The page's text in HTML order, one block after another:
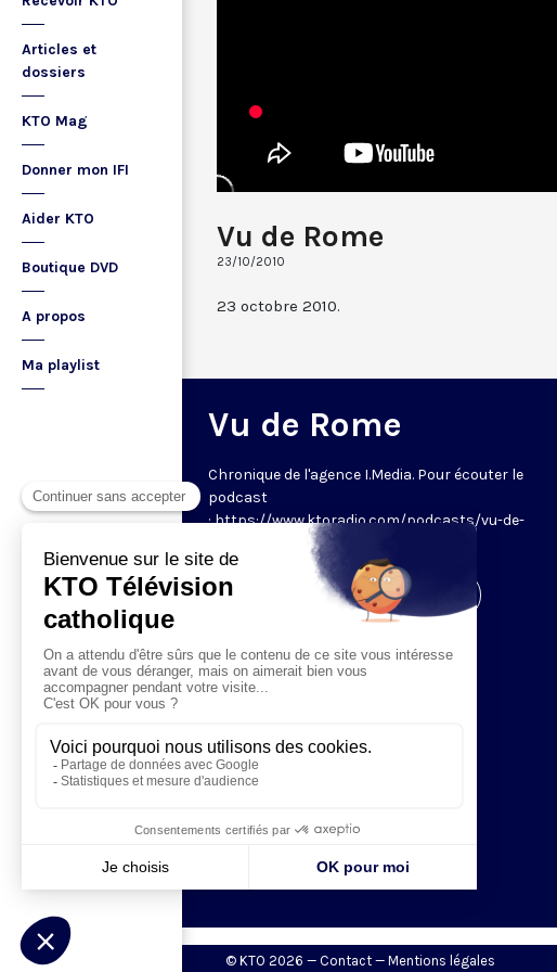
Articles et
dossiers
KTO Mag
Donner mon IFI
Aider KTO
Boutique DVD
A propos
Ma playlist
Vu de Rome
23/10/2010
23 octobre 2010.
Vu de Rome
Chronique de l'agence I.Media. Pour écouter le
podcast
: https://www.ktoradio.com/podcasts/vu-de-
Visiter la page de l'émission
© KTO 2026 — Contact — Mentions légales